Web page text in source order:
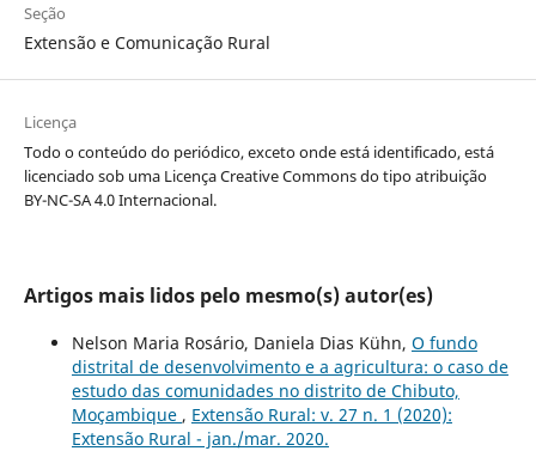
Seção
Extensão e Comunicação Rural
Licença
Todo o conteúdo do periódico, exceto onde está identificado, está
licenciado sob uma Licença Creative Commons do tipo atribuição
BY-NC-SA 4.0 Internacional.
Artigos mais lidos pelo mesmo(s) autor(es)
Nelson Maria Rosário, Daniela Dias Kühn, O fundo
distrital de desenvolvimento e a agricultura: o caso de
estudo das comunidades no distrito de Chibuto,
Moçambique , Extensão Rural: v. 27 n. 1 (2020):
Extensão Rural - jan./mar. 2020.